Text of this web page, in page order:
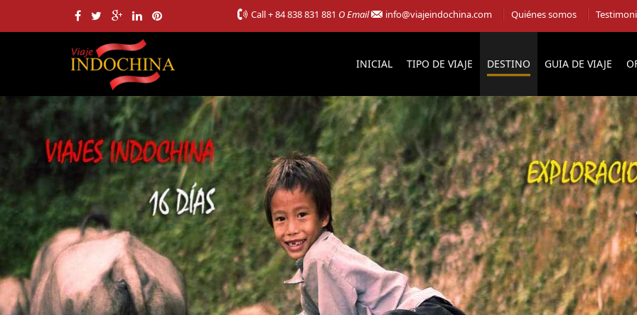
Call+ 84 838 831 881 O Email info@viajeindochina.com Quiénes somos
INICIAL TIPO DE VIAJE DESTINO GUIA DE VIAJE